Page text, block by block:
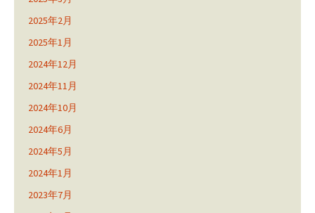
2025年2月
2025年1月
2024年12月
2024年11月
2024年10月
2024年6月
2024年5月
2024年1月
2023年7月